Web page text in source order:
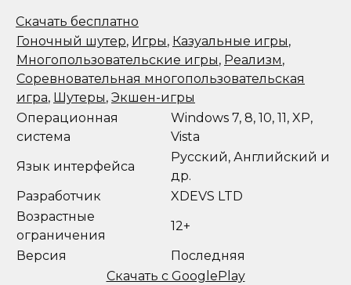
Скачать бесплатно
Гоночный шутер, Игры, Казуальные игры,
Многопользовательские игры, Реализм,
Соревновательная многопользовательская
игра, Шутеры, Экшен-игры
Операционная
система
Windows 7, 8, 10, 11, XP,
Vista
Язык интерфейса
Русский, Английский и
др.
Разработчик
XDEVS LTD
Возрастные
ограничения
12+
Версия
Последняя
Скачать с GooglePlay